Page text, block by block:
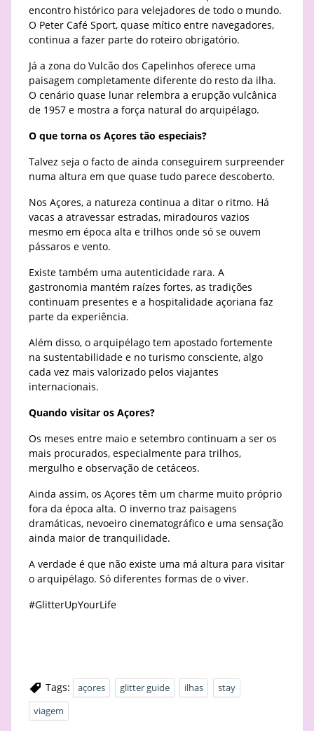
encontro histórico para velejadores de todo o mundo.
O Peter Café Sport, quase mítico entre navegadores,
continua a fazer parte do roteiro obrigatório.
Já a zona do Vulcão dos Capelinhos oferece uma
paisagem completamente diferente do resto da ilha.
O cenário quase lunar relembra a erupção vulcânica
de 1957 e mostra a força natural do arquipélago.
O que torna os Açores tão especiais?
Talvez seja o facto de ainda conseguirem surpreender
numa altura em que quase tudo parece descoberto.
Nos Açores, a natureza continua a ditar o ritmo. Há
vacas a atravessar estradas, miradouros vazios
mesmo em época alta e trilhos onde só se ouvem
pássaros e vento.
Existe também uma autenticidade rara. A
gastronomia mantém raízes fortes, as tradições
continuam presentes e a hospitalidade açoriana faz
parte da experiência.
Além disso, o arquipélago tem apostado fortemente
na sustentabilidade e no turismo consciente, algo
cada vez mais valorizado pelos viajantes
internacionais.
Quando visitar os Açores?
Os meses entre maio e setembro continuam a ser os
mais procurados, especialmente para trilhos,
mergulho e observação de cetáceos.
Ainda assim, os Açores têm um charme muito próprio
fora da época alta. O inverno traz paisagens
dramáticas, nevoeiro cinematográfico e uma sensação
ainda maior de tranquilidade.
A verdade é que não existe uma má altura para visitar
o arquipélago. Só diferentes formas de o viver.
#GlitterUpYourLife
Tags: açores glitter guide ilhas
stay
viagem